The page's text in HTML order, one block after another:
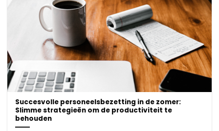
Succesvolle personeelsbezetting in de zomer:
Slimme strategieën om de productiviteit te
behouden